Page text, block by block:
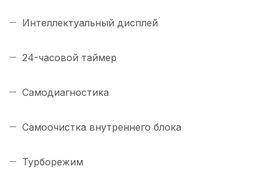
Интеллектуальный дисплей
24-часовой таймер
Самодиагностика
Самоочистка внутреннего блока
Турборежим